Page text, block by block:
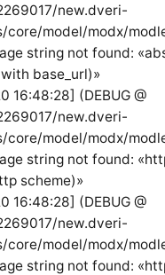
new.dveri-
core/model/modx/
string not found:
base_url)»
16:48:28] (DEBUG @
new.dveri-
core/model/modx/
string not found:
scheme)»
16:48:28] (DEBUG @
new.dveri-
core/model/modx/
string not found: